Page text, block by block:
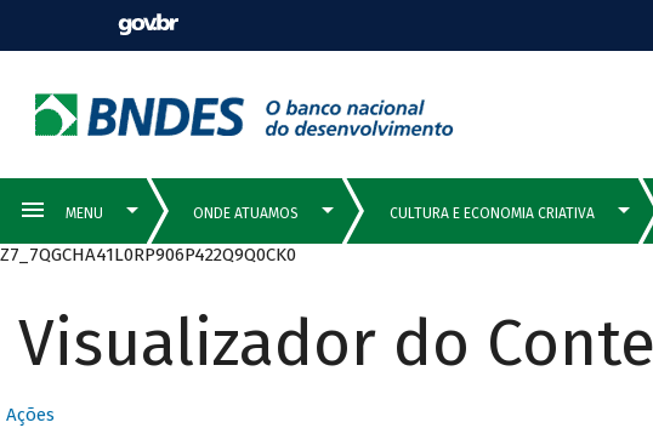
Z7_7QGCHA41L0RP906P422Q9Q0CK0
Visualizador do
Ações